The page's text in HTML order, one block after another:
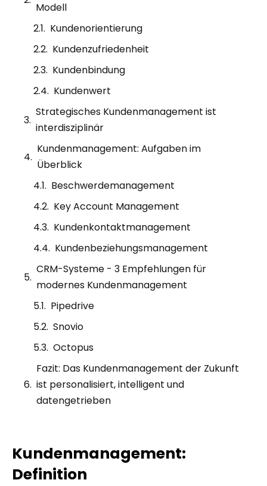
Modell
Kundenorientierung
Kundenzufriedenheit
Kundenbindung
Kundenwert
Strategisches Kundenmanagement ist
interdisziplinär
Kundenmanagement: Aufgaben im
Überblick
Beschwerdemanagement
Key Account Management
Kundenkontaktmanagement
Kundenbeziehungsmanagement
CRM-Systeme - 3 Empfehlungen für
modernes Kundenmanagement
Pipedrive
Snovio
Octopus
Fazit: Das Kundenmanagement der Zukunft
ist personalisiert, intelligent und
datengetrieben
Kundenmanagement:
Definition